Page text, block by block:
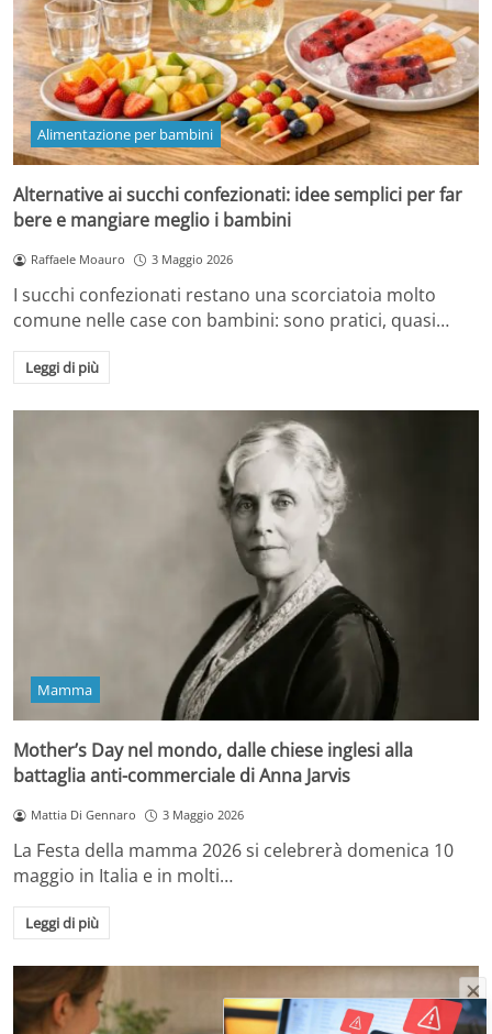
Alimentazione per bambini
Alternative ai succhi confezionati: idee semplici per far
bere e mangiare meglio i bambini
Raffaele Moauro 3 Maggio 2026
I succhi confezionati restano una scorciatoia molto
comune nelle case con bambini: sono pratici, quasi…
Leggi di più
Mamma
Mother’s Day nel mondo, dalle chiese inglesi alla
battaglia anti-commerciale di Anna Jarvis
Mattia Di Gennaro 3 Maggio 2026
La Festa della mamma 2026 si celebrerà domenica 10
maggio in Italia e in molti…
Leggi di più